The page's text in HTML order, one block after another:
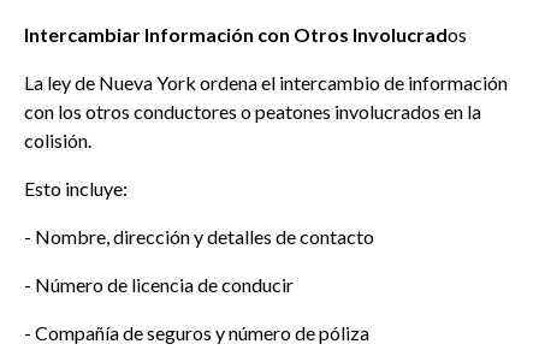
Intercambiar Información con Otros Involucrados
La ley de Nueva York ordena el intercambio de información
con los otros conductores o peatones involucrados en la
colisión.
Esto incluye:
- Nombre, dirección y detalles de contacto
- Número de licencia de conducir
- Compañía de seguros y número de póliza